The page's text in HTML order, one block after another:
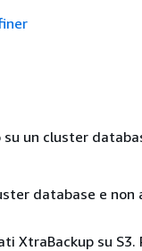
un cluster
database e non
XtraBackup su S3.